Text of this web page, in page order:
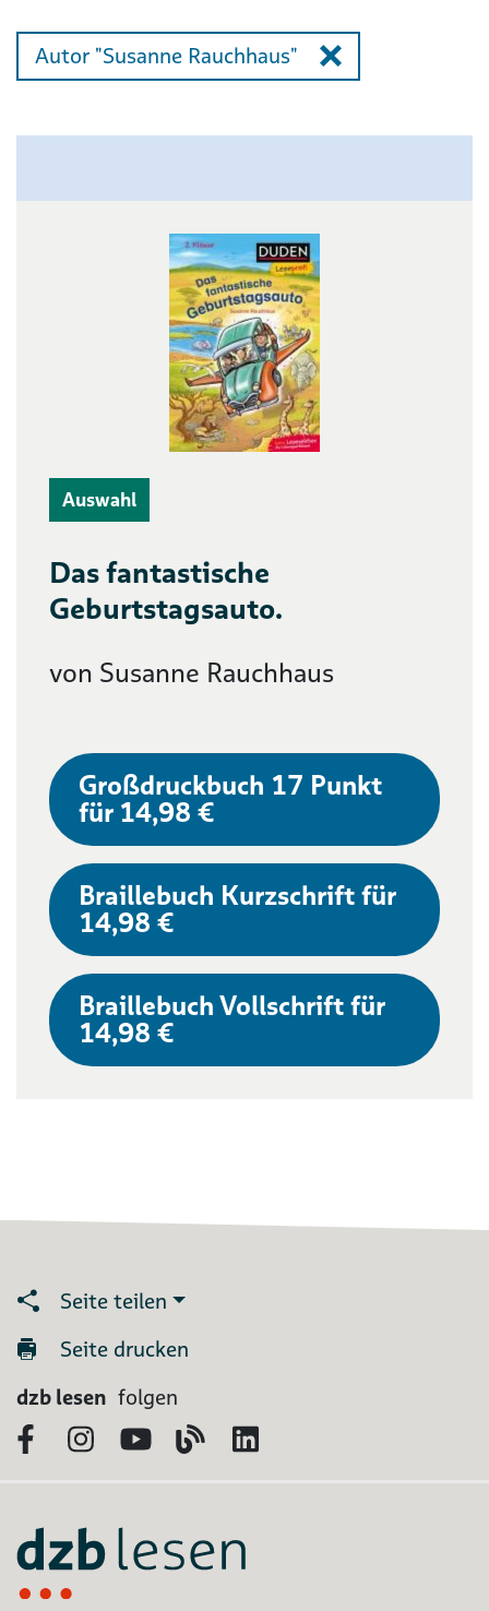
Autor "Susanne Rauchhaus"
Auswahl
Das fantastische
Geburtstagsauto.
von Susanne Rauchhaus
Großdruckbuch 17 Punkt
für 14,98 €
Braillebuch Kurzschrift für
14,98 €
Braillebuch Vollschrift für
14,98 €
Seite teilen
Seite drucken
dzb lesen folgen
FacebookInstagram
YouTubeBlog